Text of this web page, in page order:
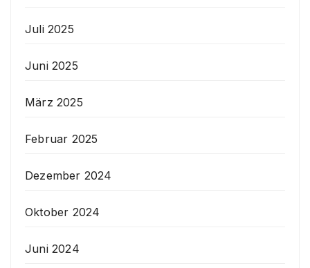
Juli 2025
Juni 2025
März 2025
Februar 2025
Dezember 2024
Oktober 2024
Juni 2024